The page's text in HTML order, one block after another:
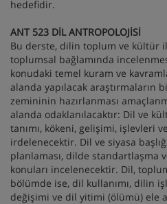
hedefidir.
ANT 523 DİL ANTROPOLOJİSİ
Bu derste, dilin toplum ve kültür
toplumsal bağlamında
konudaki temel kuram ve
alanda yapılacak araştırmaların
zemininin hazırlanması
alanda odaklanılacaktır: Dil ve
tanımı, kökeni, gelişimi, işlevleri
irdelenecektir. Dil ve siyasa
planlaması, dilde standartlaşma
konuları incelenecektir. Dil,
bölümde ise, dil kullanımı, dilin
değişimi ve dil yitimi (ölümü) ele